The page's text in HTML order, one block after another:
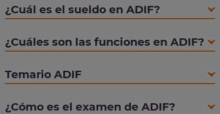
¿Cuál es el sueldo en ADIF?
¿Cuáles son las funciones en ADIF?
Temario ADIF
¿Cómo es el examen de ADIF?